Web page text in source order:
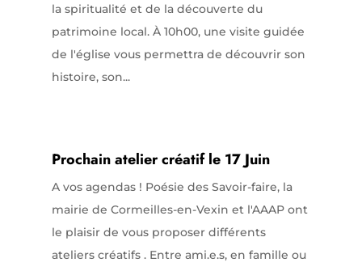
la spiritualité et de la découverte du
patrimoine local. À 10h00, une visite guidée
de l'église vous permettra de découvrir son
histoire, son...
Prochain atelier créatif le 17 Juin
A vos agendas ! Poésie des Savoir-faire, la
mairie de Cormeilles-en-Vexin et l'AAAP ont
le plaisir de vous proposer différents
ateliers créatifs . Entre ami.e.s, en famille ou